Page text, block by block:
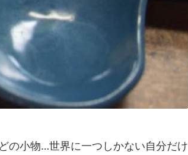
の小物…世界に一つしかない自分だけ